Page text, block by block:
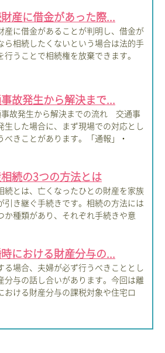
産に借金があった際...
産に借金があることが判明し、借金が
ら相続したくないという場合は法的手
行うことで相続権を放棄できます。
故発生から解決まで...
故発生から解決までの流れ 交通事
生した場合に、まず現場での対応とし
べきことがあります。「通報」・
続の3つの方法とは
続とは、亡くなったひとの財産を家族
引き継ぐ手続きです。相続の方法には
か種類があり、それぞれ手続きや意
における財産分与の...
る場合、夫婦が必ず行うべきこととし
分与の話し合いがあります。今回は離
おける財産分与の課税対象や住宅ロ